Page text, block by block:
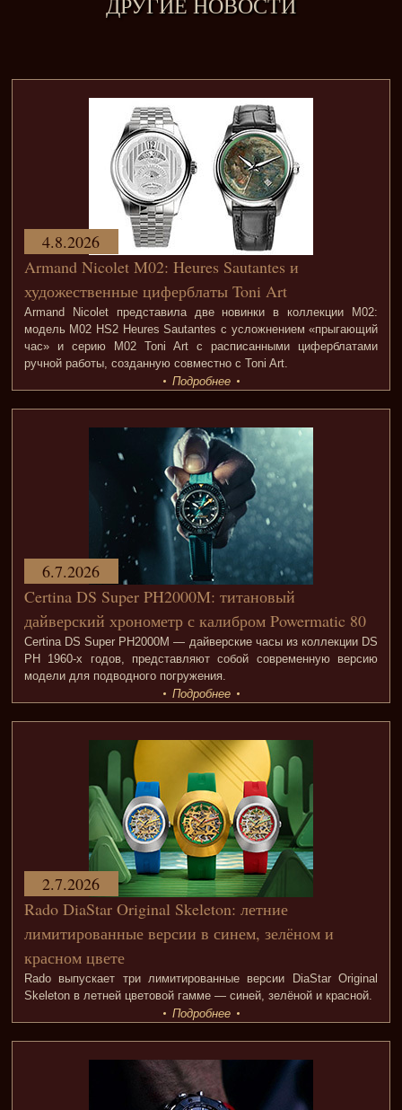
Armand Nicolet M02: Heures Sautantes и
художественные циферблаты Toni Art
Armand Nicolet представила две новинки в коллекции M02:
модель M02 HS2 Heures Sautantes с усложнением «прыгающий
час» и серию M02 Toni Art с расписанными циферблатами
ручной работы, созданную совместно с Toni Art.
4.8.2026
Подробнее
Certina DS Super PH2000M: титановый
дайверский хронометр с калибром Powermatic 80
Certina DS Super PH2000M — дайверские часы из коллекции DS
PH 1960-х годов, представляют собой современную версию
модели для подводного погружения.
6.7.2026
Подробнее
Rado DiaStar Original Skeleton: летние
лимитированные версии в синем, зелёном и
красном цвете
Rado выпускает три лимитированные версии DiaStar Original
Skeleton в летней цветовой гамме — синей, зелёной и красной.
2.7.2026
Подробнее